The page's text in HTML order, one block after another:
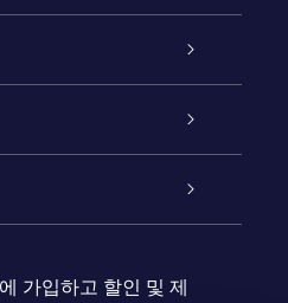
가입하고 할인 및 제